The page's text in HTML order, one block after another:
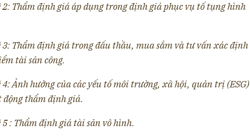
2: Thẩm định giá áp dụng trong định giá phục vụ tố tụng hình
3: Thẩm định giá trong đấu thầu, mua sắm và tư vấn xác định
tài sản công.
4: Ảnh hưởng của các yếu tố môi trường, xã hội, quản trị (ESG)
động thẩm định giá.
5 : Thẩm định giá tài sản vô hình.